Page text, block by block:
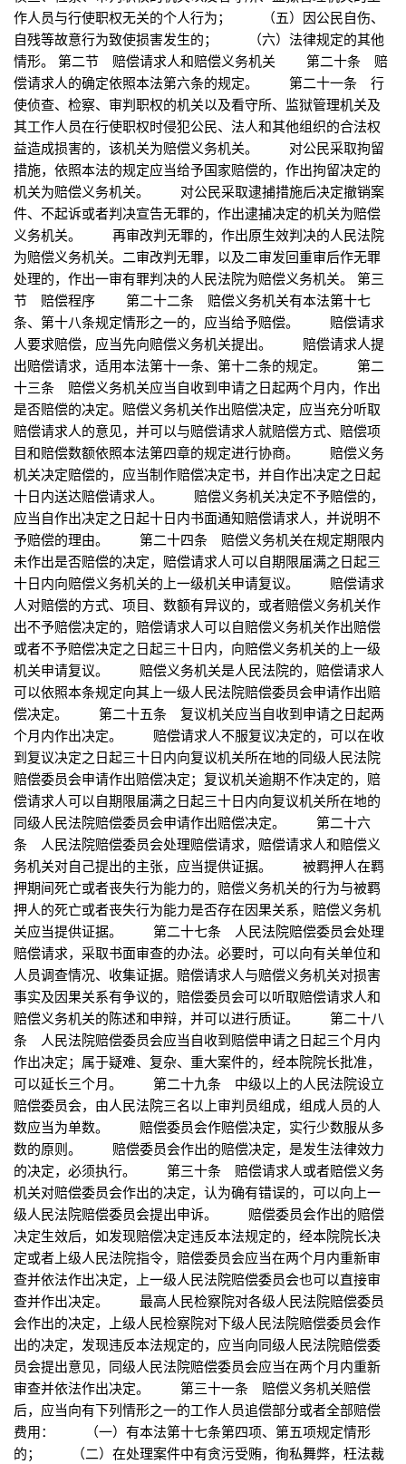
作人员与行使职权无关的个人行为； （五）因公民自伤、
自残等故意行为致使损害发生的； （六）法律规定的其他
情形。 第二节 赔偿请求人和赔偿义务机关 第二十条 赔
偿请求人的确定依照本法第六条的规定。 第二十一条 行
使侦查、检察、审判职权的机关以及看守所、监狱管理机关及
其工作人员在行使职权时侵犯公民、法人和其他组织的合法权
益造成损害的，该机关为赔偿义务机关。 对公民采取拘留
措施，依照本法的规定应当给予国家赔偿的，作出拘留决定的
机关为赔偿义务机关。 对公民采取逮捕措施后决定撤销案
件、不起诉或者判决宣告无罪的，作出逮捕决定的机关为赔偿
义务机关。 再审改判无罪的，作出原生效判决的人民法院
为赔偿义务机关。二审改判无罪，以及二审发回重审后作无罪
处理的，作出一审有罪判决的人民法院为赔偿义务机关。 第三
节 赔偿程序 第二十二条 赔偿义务机关有本法第十七
条、第十八条规定情形之一的，应当给予赔偿。 赔偿请求
人要求赔偿，应当先向赔偿义务机关提出。 赔偿请求人提
出赔偿请求，适用本法第十一条、第十二条的规定。 第二
十三条 赔偿义务机关应当自收到申请之日起两个月内，作出
是否赔偿的决定。赔偿义务机关作出赔偿决定，应当充分听取
赔偿请求人的意见，并可以与赔偿请求人就赔偿方式、赔偿项
目和赔偿数额依照本法第四章的规定进行协商。 赔偿义务
机关决定赔偿的，应当制作赔偿决定书，并自作出决定之日起
十日内送达赔偿请求人。 赔偿义务机关决定不予赔偿的，
应当自作出决定之日起十日内书面通知赔偿请求人，并说明不
予赔偿的理由。 第二十四条 赔偿义务机关在规定期限内
未作出是否赔偿的决定，赔偿请求人可以自期限届满之日起三
十日内向赔偿义务机关的上一级机关申请复议。 赔偿请求
人对赔偿的方式、项目、数额有异议的，或者赔偿义务机关作
出不予赔偿决定的，赔偿请求人可以自赔偿义务机关作出赔偿
或者不予赔偿决定之日起三十日内，向赔偿义务机关的上一级
机关申请复议。 赔偿义务机关是人民法院的，赔偿请求人
可以依照本条规定向其上一级人民法院赔偿委员会申请作出赔
偿决定。 第二十五条 复议机关应当自收到申请之日起两
个月内作出决定。 赔偿请求人不服复议决定的，可以在收
到复议决定之日起三十日内向复议机关所在地的同级人民法院
赔偿委员会申请作出赔偿决定；复议机关逾期不作决定的，赔
偿请求人可以自期限届满之日起三十日内向复议机关所在地的
同级人民法院赔偿委员会申请作出赔偿决定。 第二十六
条 人民法院赔偿委员会处理赔偿请求，赔偿请求人和赔偿义
务机关对自己提出的主张，应当提供证据。 被羁押人在羁
押期间死亡或者丧失行为能力的，赔偿义务机关的行为与被羁
押人的死亡或者丧失行为能力是否存在因果关系，赔偿义务机
关应当提供证据。 第二十七条 人民法院赔偿委员会处理
赔偿请求，采取书面审查的办法。必要时，可以向有关单位和
人员调查情况、收集证据。赔偿请求人与赔偿义务机关对损害
事实及因果关系有争议的，赔偿委员会可以听取赔偿请求人和
赔偿义务机关的陈述和申辩，并可以进行质证。 第二十八
条 人民法院赔偿委员会应当自收到赔偿申请之日起三个月内
作出决定；属于疑难、复杂、重大案件的，经本院院长批准，
可以延长三个月。 第二十九条 中级以上的人民法院设立
赔偿委员会，由人民法院三名以上审判员组成，组成人员的人
数应当为单数。 赔偿委员会作赔偿决定，实行少数服从多
数的原则。 赔偿委员会作出的赔偿决定，是发生法律效力
的决定，必须执行。 第三十条 赔偿请求人或者赔偿义务
机关对赔偿委员会作出的决定，认为确有错误的，可以向上一
级人民法院赔偿委员会提出申诉。 赔偿委员会作出的赔偿
决定生效后，如发现赔偿决定违反本法规定的，经本院院长决
定或者上级人民法院指令，赔偿委员会应当在两个月内重新审
查并依法作出决定，上一级人民法院赔偿委员会也可以直接审
查并作出决定。 最高人民检察院对各级人民法院赔偿委员
会作出的决定，上级人民检察院对下级人民法院赔偿委员会作
出的决定，发现违反本法规定的，应当向同级人民法院赔偿委
员会提出意见，同级人民法院赔偿委员会应当在两个月内重新
审查并依法作出决定。 第三十一条 赔偿义务机关赔偿
后，应当向有下列情形之一的工作人员追偿部分或者全部赔偿
费用： （一）有本法第十七条第四项、第五项规定情形
的； （二）在处理案件中有贪污受贿，徇私舞弊，枉法裁